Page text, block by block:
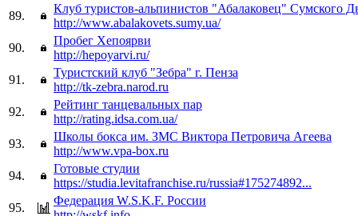
89.
Клуб туристов-альпинистов "Абалаковец" Сумского
http://www.abalakovets.sumy.ua/
90.
Пробег Хепоярви
http://hepoyarvi.ru/
91.
Туристский клуб "Зебра" г. Пенза
http://tk-zebra.narod.ru
92.
Рейтинг танцевальных пар
http://rating.idsa.com.ua/
93.
Школы бокса им. ЗМС Виктора Петровича Агеева
http://www.vpa-box.ru
94.
Готовые студии
https://studia.levitafranchise.ru/russia#175274892...
95.
Федерация W.S.K.F. России